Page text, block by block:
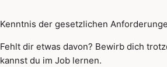
Kenntnis der gesetzlichen
Fehlt dir etwas davon? Bewirb dich
kannst du im Job lernen.